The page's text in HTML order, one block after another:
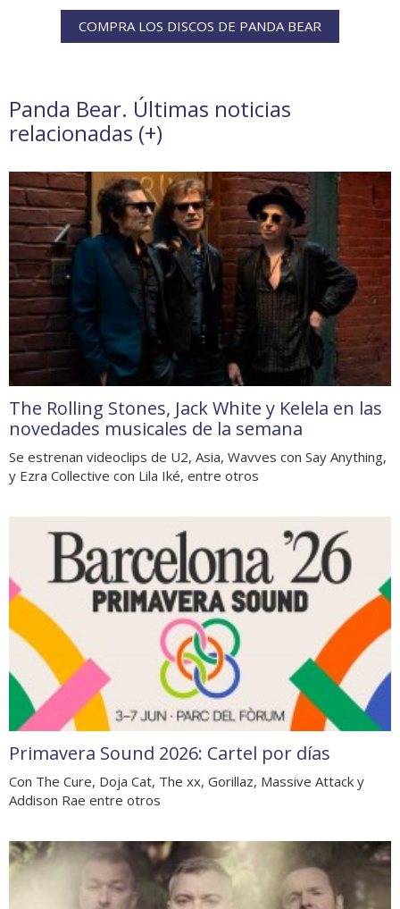
COMPRA LOS DISCOS DE PANDA BEAR
Panda Bear. Últimas noticias
relacionadas (+)
The Rolling Stones, Jack White y Kelela en las
novedades musicales de la semana
Se estrenan videoclips de U2, Asia, Wavves con Say Anything,
y Ezra Collective con Lila Iké, entre otros
Primavera Sound 2026: Cartel por días
Con The Cure, Doja Cat, The xx, Gorillaz, Massive Attack y
Addison Rae entre otros